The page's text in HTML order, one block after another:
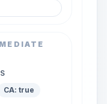
CA: true